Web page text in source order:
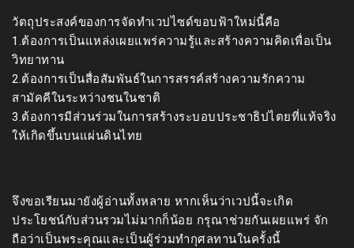
วัตถุประสงค์ของการจัดทำเวปไซด์ขอบฟ้าใหม่นี้คือ
1.ต้องการเป็นแหล่งเผยแพร่ความรู้และสร้างความคิดเพื่อเป็น
วิทยาทาน
2.ต้องการเป็นสื่อสัมพันธ์ในการสรรค์สร้างความรักความ
สามัคคีในระหว่างชนในชาติ
3.ต้องการมีส่วนร่วมในการสร้างระบอบประชาธิปไตยที่แท้จริง
ให้เกิดขึ้นบนแผ่นดินไทย
จึงขอเรียนมายังผู้อ่านทั้งหลาย หากเห็นว่าเวปนี้จะเกิด
ประโยชน์กับส่วนรวมไม่มากก็น้อย กรุณาช่วยกันเผยแพร่ จัก
ถือว่าเป็นพระคุณและเป็นผู้ร่วมทำกุศลทานในครั้งนี้